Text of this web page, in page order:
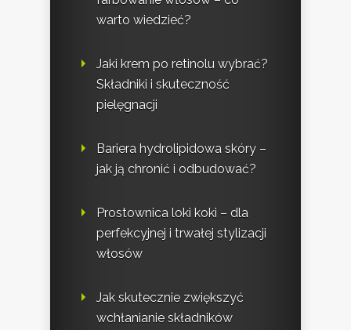
warto wiedzieć?
Jaki krem po retinolu wybrać?
Składniki i skuteczność
pielęgnacji
Bariera hydrolipidowa skóry –
jak ją chronić i odbudować?
Prostownica loki koki – dla
perfekcyjnej i trwałej stylizacji
włosów
Jak skutecznie zwiększyć
wchłanianie składników